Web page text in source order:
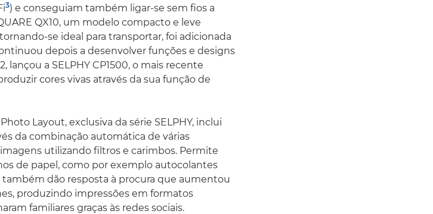
3) e conseguiam também ligar-se sem fios a
QX10, um modelo compacto e leve
se ideal para transportar, foi adicionada
depois a desenvolver funções e designs
a SELPHY CP1500, o mais recente
cores vivas através da sua função de
Layout, exclusiva da série SELPHY, inclui
da combinação automática de várias
utilizando filtros e carimbos. Permite
de papel, como por exemplo autocolantes
também dão resposta à procura que aumentou
produzindo impressões em formatos
familiares graças às redes sociais.